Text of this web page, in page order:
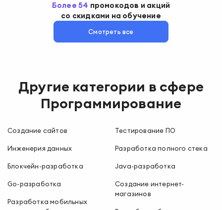
Более 54 промокодов и акций
со скидками на обучение
Смотреть все
Другие категории в сфере
Программирование
Создание сайтов
Инженерия данных
Блокчейн-разработка
Go-разработка
Разработка мобильных
Тестирование ПО
Разработка полного стека
Java-разработка
Создание интернет-
магазинов